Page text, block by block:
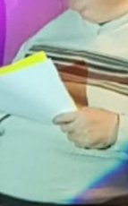
Sendung
Moderation:
Leutenegger